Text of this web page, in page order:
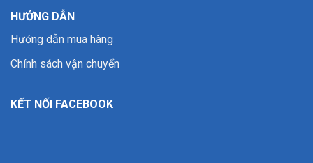
HƯỚNG DẪN
Hướng dẫn mua hàng
Chính sách vận chuyển
KẾT NỐI FACEBOOK